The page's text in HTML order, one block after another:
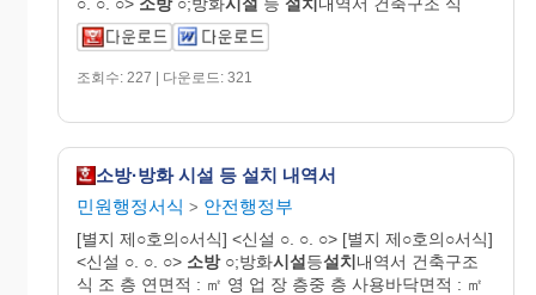
조회수: 227 | 다운로드: 321
소방·방화 시설 등 설치 내역서
민원행정서식 > 안전행정부
[별지 제○호의○서식] <신설 ○. ○. ○> [별지 제○호의○서식]
<신설 ○. ○. ○> 소방○;방화시설등설치내역서 건축구조
식 조 층 연면적 : ㎡ 영 업 장 층중 층 사용바닥면적 : ㎡